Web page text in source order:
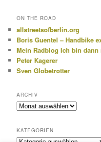
ON THE ROAD
allstreetsofberlin.org
Boris Guentel – Handbike
Mein Radblog Ich bin
Peter Kagerer
Sven Globetrotter
ARCHIV
Archiv
KATEGORIEN